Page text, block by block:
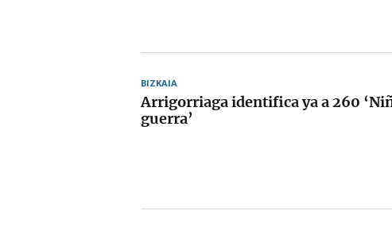
BIZKAIA
Arrigorriaga identifica ya a 260
guerra’